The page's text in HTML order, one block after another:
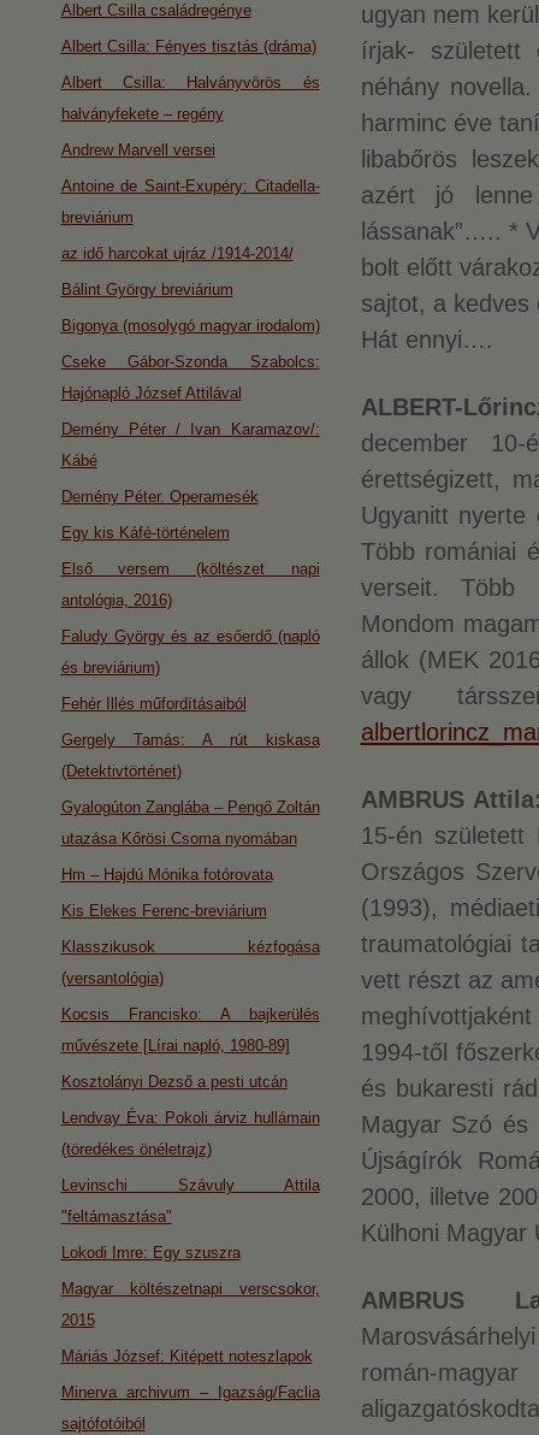
ugyan nem
írjak- született
néhány
harminc éve
libabőrös
azért jó
lássanak”….. *
bolt előtt
sajtot, a kedves
Hát ennyi….
ALBERT-
december 10-
érettségizett,
Ugyanitt nyerte
Több romániai
verseit. Több
Mondom
állok (MEK
vagy
AMBRUS
15-én született
Országos
(1993),
traumatológiai
vett részt az
1994-től
és bukaresti
Magyar Szó
Újságírók
2000, illetve
Külhoni Magyar
AMBRUS
román-
Albert Csilla családregénye
Albert Csilla: Fényes tisztás (dráma)
Albert Csilla: Halványvörös és
halványfekete – regény
Andrew Marvell versei
Antoine de Saint-Exupéry: Citadella-
breviárium
az idő harcokat ujráz /1914-2014/
Bálint György breviárium
Bigonya (mosolygó magyar irodalom)
Cseke Gábor-Szonda Szabolcs:
Hajónapló József Attilával
Demény Péter / Ivan Karamazov/:
Kábé
Demény Péter. Operamesék
Egy kis Káfé-történelem
Első versem (költészet napi
antológia, 2016)
Faludy György és az esőerdő (napló
és breviárium)
Fehér Illés műfordításaiból
Gergely Tamás: A rút kiskasa
(Detektivtörténet)
Gyalogúton Zanglába – Pengő Zoltán
utazása Kőrösi Csoma nyomában
Hm – Hajdú Mónika fotórovata
Kis Elekes Ferenc-breviárium
Klasszikusok kézfogása
(versantológia)
Kocsis Francisko: A bajkerülés
művészete [Lírai napló, 1980-89]
Kosztolányi Dezső a pesti utcán
Lendvay Éva: Pokoli árviz hullámain
(töredékes önéletrajz)
Levinschi Szávuly Attila
"feltámasztása"
Lokodi Imre: Egy szuszra
Magyar költészetnapi verscsokor,
2015
Máriás József: Kitépett noteszlapok
Minerva archivum – Igazság/Faclia
sajtófotóiból